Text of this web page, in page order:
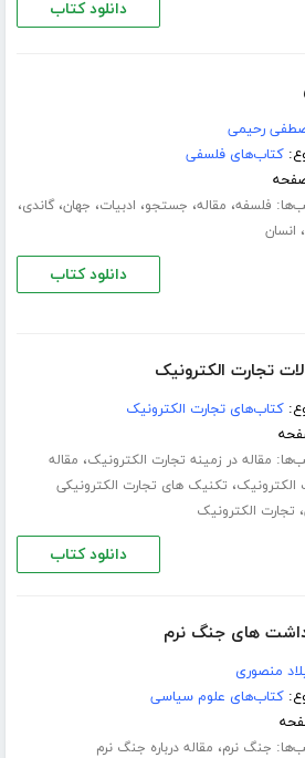
دانلود کتاب
رحیمی
کتاب‌های فلسفی
فلسفه، مقاله، جستجو، ادبیات، جهان،گاندی،
، انسان
دانلود کتاب
تجارت الکترونیک
کتاب‌های تجارت الکترونیک
مقاله در زمینه تجارت الکترونیک، مقاله
الکترونیک، تکنیک های تجارت الکترونیکی
، تجارت الکترونیک
دانلود کتاب
های جنگ نرم
منصوری
کتاب‌های علوم سیاسی
جنگ نرم، مقاله درباره جنگ نرم